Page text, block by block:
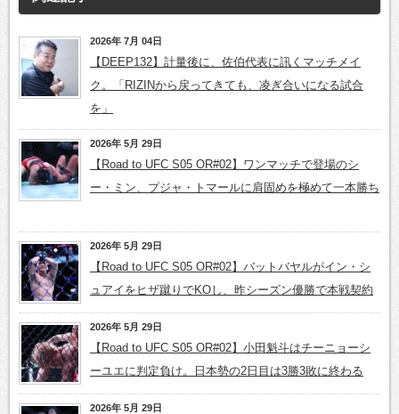
2026年 7月 04日
【DEEP132】計量後に、佐伯代表に訊くマッチメイ
ク。「RIZINから戻ってきても、凌ぎ合いになる試合
を」
2026年 5月 29日
【Road to UFC S05 OR#02】ワンマッチで登場のシ
ー・ミン、プジャ・トマールに肩固めを極めて一本勝ち
2026年 5月 29日
【Road to UFC S05 OR#02】バットバヤルがイン・シ
ュアイをヒザ蹴りでKOし、昨シーズン優勝で本戦契約
2026年 5月 29日
【Road to UFC S05 OR#02】小田魁斗はチーニョーシ
ーユエに判定負け。日本勢の2日目は3勝3敗に終わる
2026年 5月 29日